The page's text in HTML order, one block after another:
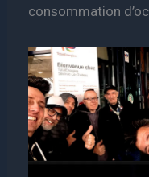
consommation